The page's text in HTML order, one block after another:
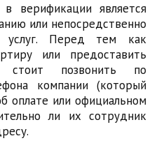
верификации является
или непосредственно
услуг. Перед тем как
или предоставить
стоит позвонить по
компании (который
оплате или официальном
ли их сотрудник